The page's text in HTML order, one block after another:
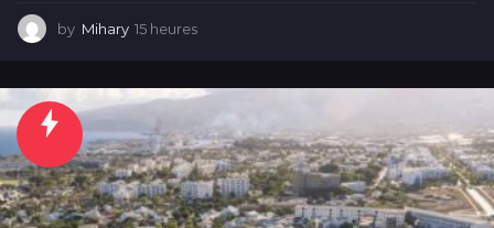
by Mihary 15 heures
e
e
s